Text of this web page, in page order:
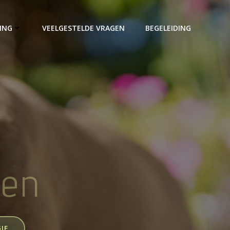
VEELGESTELDE VRAGEN BEGELEIDING